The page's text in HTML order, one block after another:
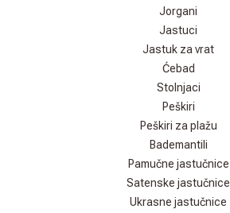
Jorgani
Jastuci
Jastuk za vrat
Ćebad
Stolnjaci
Peškiri
Peškiri za plažu
Bademantili
Pamučne jastučnice
Satenske jastučnice
Ukrasne jastučnice